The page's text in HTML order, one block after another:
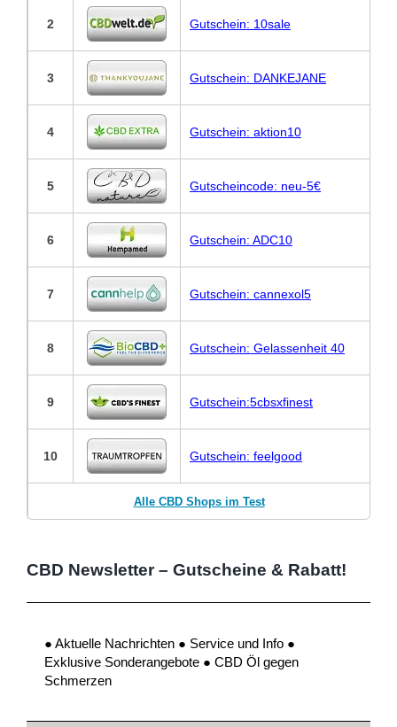
2 Gutschein: 10sale
3 Gutschein: DANKEJANE
4 Gutschein: aktion10
5 Gutscheincode: neu-5€
6 Gutschein: ADC10
7 Gutschein: cannexol5
8 Gutschein: Gelassenheit 40
9 Gutschein:5cbsxfinest
10 Gutschein: feelgood
Alle CBD Shops im Test
CBD Newsletter – Gutscheine & Rabatt!
● Aktuelle Nachrichten ● Service und Info ●
Exklusive Sonderangebote ● CBD Öl gegen
Schmerzen